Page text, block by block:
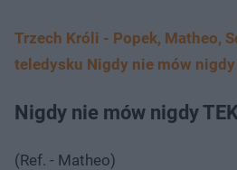
Trzech Króli - Popek, Matheo,
teledysku Nigdy nie mów nigdy
Nigdy nie mów nigdy
(Ref. - Matheo)